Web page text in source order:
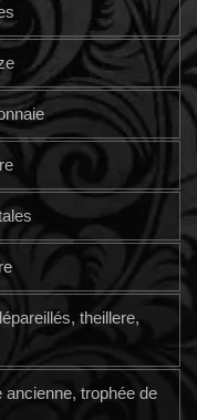
theillere,
trophée de